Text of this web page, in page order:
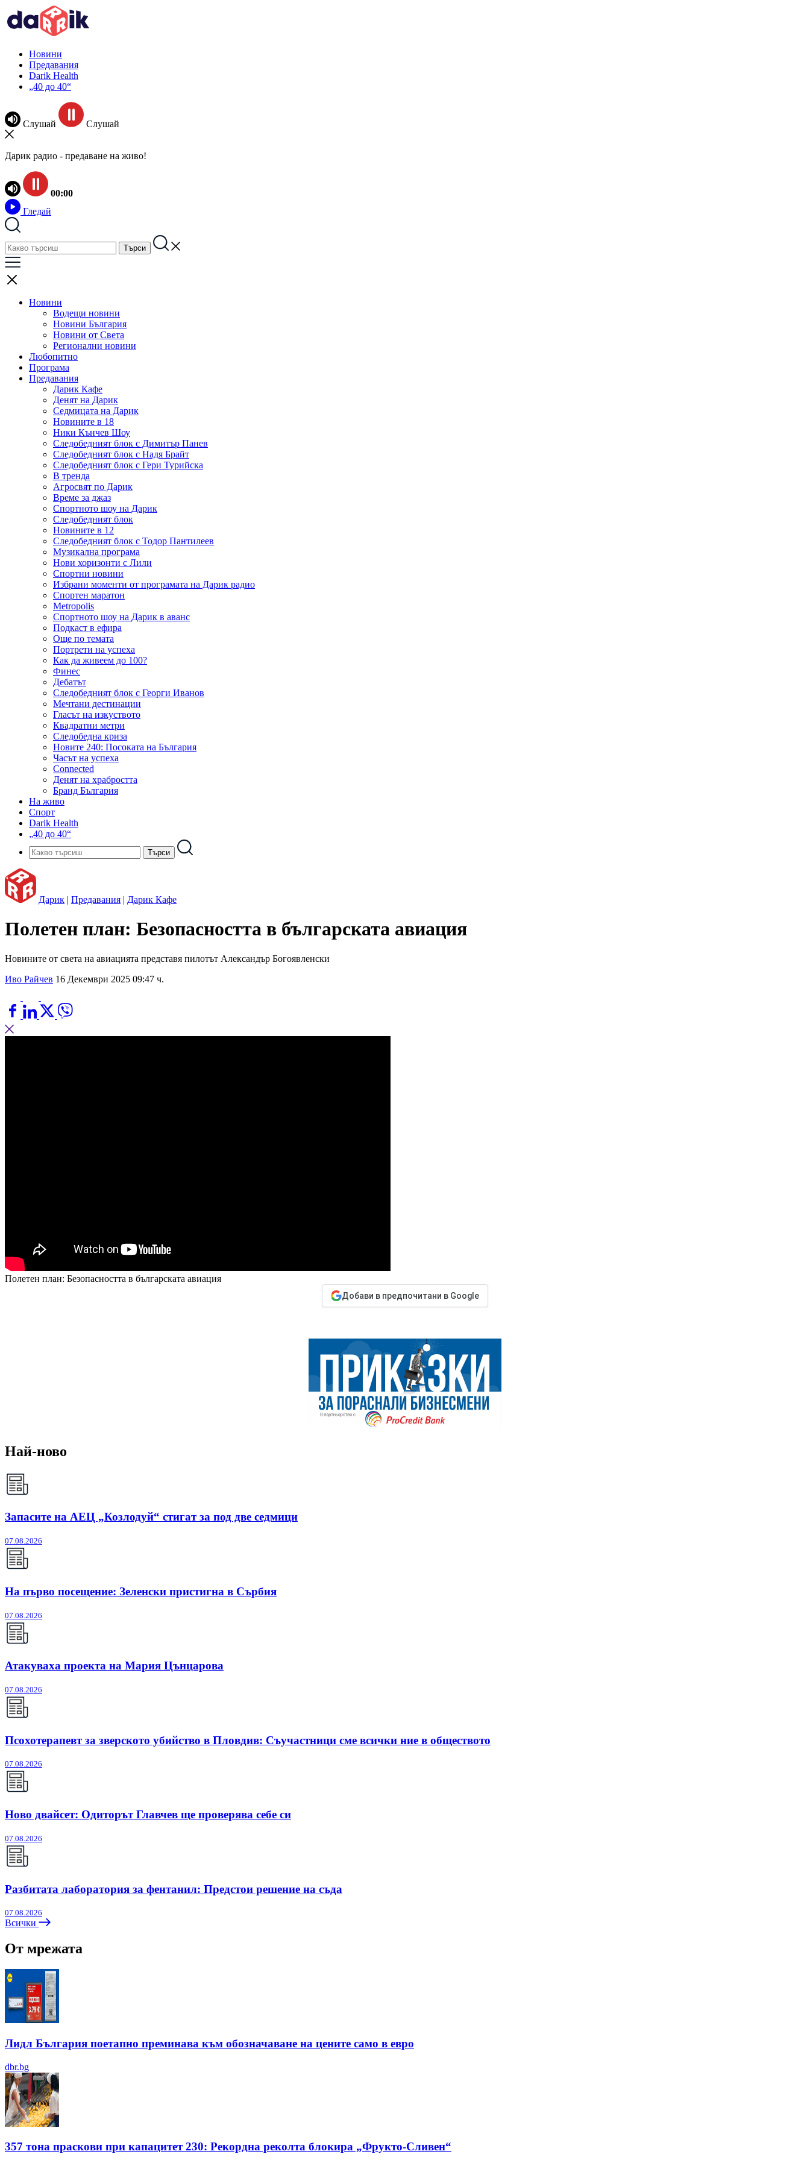
Новини
Предавания
Darik Health
„40 до 40“
Слушай Слушай
Дарик радио - предаване на живо!
00:00
Гледай
Новини
Водещи новини
Новини България
Новини от Света
Регионални новини
Любопитно
Програма
Предавания
Дарик Кафе
Денят на Дарик
Седмицата на Дарик
Новините в 18
Ники Кънчев Шоу
Следобедният блок с Димитър Панев
Следобедният блок с Надя Брайт
Следобедният блок с Гери Турийска
В тренда
Агросвят по Дарик
Време за джаз
Спортното шоу на Дарик
Следобедният блок
Новините в 12
Следобедният блок с Тодор Пантилеев
Музикална програма
Нови хоризонти с Лили
Спортни новини
Избрани моменти от програмата на Дарик радио
Спортен маратон
Metropolis
Спортното шоу на Дарик в аванс
Подкаст в ефира
Още по темата
Портрети на успеха
Как да живеем до 100?
Финес
Дебатът
Следобедният блок с Георги Иванов
Мечтани дестинации
Гласът на изкуството
Квадратни метри
Следобедна криза
Новите 240: Посоката на България
Часът на успеха
Connected
Денят на храбростта
Бранд България
На живо
Спорт
Darik Health
„40 до 40“
Дарик | Предавания | Дарик Кафе
Полетен план: Безопасността в българската авиация
Новините от света на авиацията представя пилотът Александър Богоявленски
Иво Райчев 16 Декември 2025 09:47 ч.
Полетен план: Безопасността в българската авиация
Добави в предпочитани в Google
Най-ново
Запасите на АЕЦ „Козлодуй“ стигат за под две седмици
07.08.2026
На първо посещение: Зеленски пристигна в Сърбия
07.08.2026
Атакуваха проекта на Мария Цънцарова
07.08.2026
Псохотерапевт за зверското убийство в Пловдив: Съучастници сме всички ние в обществото
07.08.2026
Ново двайсет: Одиторът Главчев ще проверява себе си
07.08.2026
Разбитата лаборатория за фентанил: Предстои решение на съда
07.08.2026
Всички
От мрежата
Лидл България поетапно преминава към обозначаване на цените само в евро
dbr.bg
357 тона праскови при капацитет 230: Рекордна реколта блокира „Фрукто-Сливен“